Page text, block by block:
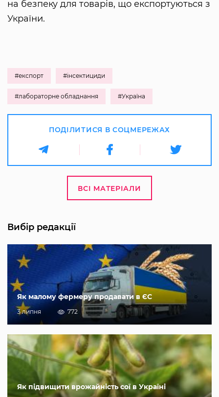
на безпеку для товарів, що експортуються з
України.
#експорт #інсектициди
#лабораторне обладнання #Україна
ПОДІЛИТИСЯ В СОЦМЕРЕЖАХ
ВСІ МАТЕРІАЛИ
Вибір редакції
Як малому фермеру продавати в ЄС
3 липня 772
Як підвищити врожайність сої в Україні